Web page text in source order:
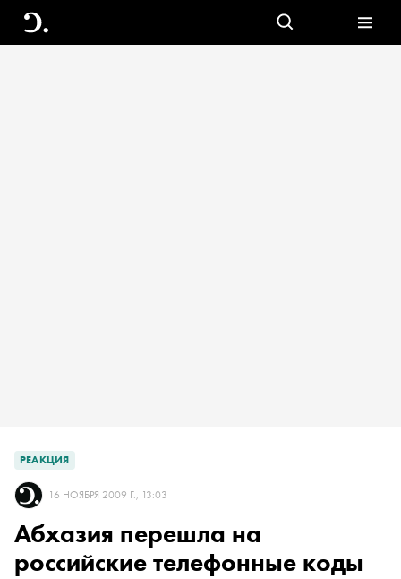
РЕАКЦИЯ
16 НОЯБРЯ 2009 Г., 13:03
Абхазия перешла на
российские телефонные коды